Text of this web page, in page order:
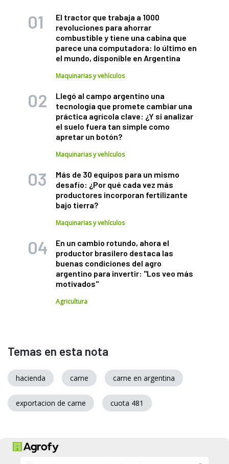
El tractor que trabaja a 1000
revoluciones para ahorrar
combustible y tiene una cabina que
parece una computadora: lo último en
el mundo, disponible en Argentina
Maquinarias y vehículos
Llegó al campo argentino una
tecnología que promete cambiar una
práctica agrícola clave: ¿Y si analizar
el suelo fuera tan simple como
apretar un botón?
Maquinarias y vehículos
Más de 30 equipos para un mismo
desafío: ¿Por qué cada vez más
productores incorporan fertilizante
bajo tierra?
Maquinarias y vehículos
En un cambio rotundo, ahora el
productor brasilero destaca las
buenas condiciones del agro
argentino para invertir: "Los veo más
motivados"
Agricultura
Temas en esta nota
hacienda carne carne en argentina
exportacion de carne cuota 481